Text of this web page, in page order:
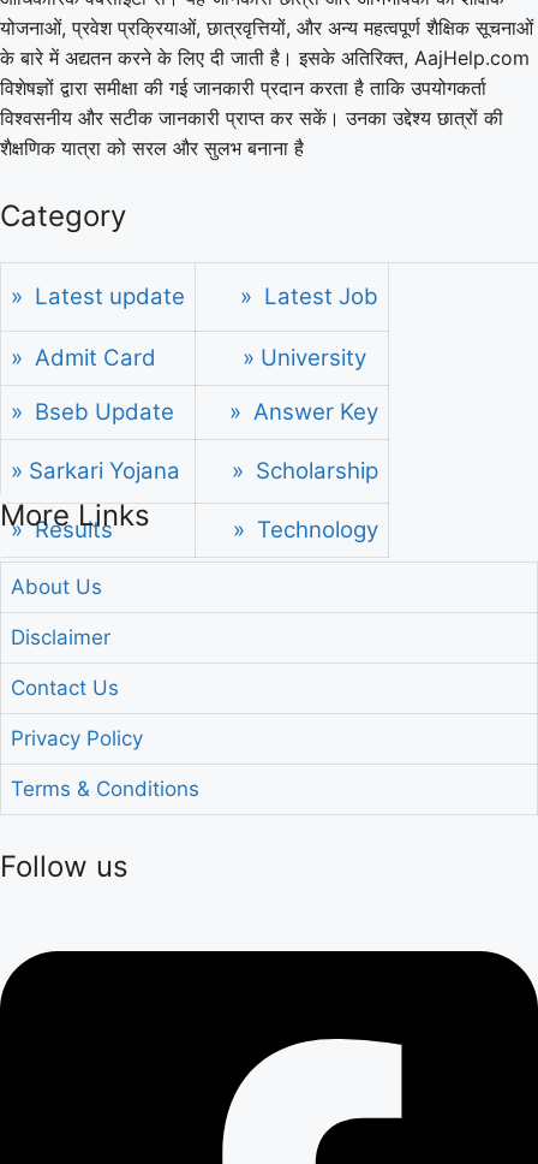
योजनाओं, प्रवेश प्रक्रियाओं, छात्रवृत्तियों, और अन्य महत्वपूर्ण शैक्षिक सूचनाओं
के बारे में अद्यतन करने के लिए दी जाती है। इसके अतिरिक्त, AajHelp.com
विशेषज्ञों द्वारा समीक्षा की गई जानकारी प्रदान करता है ताकि उपयोगकर्ता
विश्वसनीय और सटीक जानकारी प्राप्त कर सकें। उनका उद्देश्य छात्रों की
शैक्षणिक यात्रा को सरल और सुलभ बनाना है
Category
» Latest update » Latest Job
» Admit Card
» University
» Bseb Update
» Answer Key
» Sarkari Yojana » Scholarship
» Results » Technology
More Links
About Us
Disclaimer
Contact Us
Privacy Policy
Terms & Conditions
Follow us